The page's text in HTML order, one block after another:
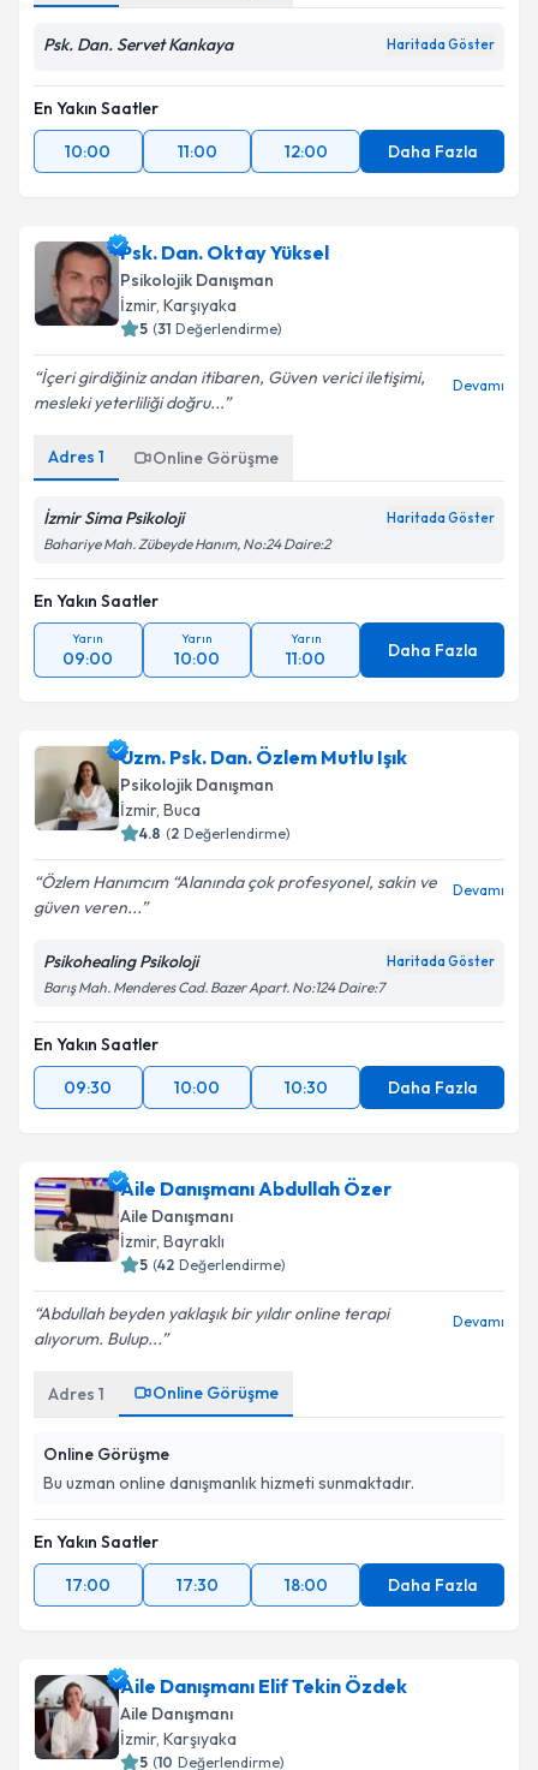
Psk. Dan. Servet Kankaya Haritada Göster
En Yakın Saatler
10:00
11:00 12:00 Daha Fazla
Psk. Dan. Oktay Yüksel
Psikolojik Danışman
İzmir, Karşıyaka
5 (31 Değerlendirme)
İçeri girdiğiniz andan itibaren, Güven verici iletişimi,
mesleki yeterliliği doğru...
Devamı
Adres 1 Online Görüşme
İzmir Sima Psikoloji Haritada Göster
Bahariye Mah. Zübeyde Hanım, No:24 Daire:2
En Yakın Saatler
Yarın
09:00
Yarın
10:00
Yarın
11:00 Daha Fazla
Uzm. Psk. Dan. Özlem Mutlu Işık
Psikolojik Danışman
İzmir, Buca
4.8 (2 Değerlendirme)
Özlem Hanımcım “Alanında çok profesyonel, sakin ve
güven veren...
Devamı
Psikohealing Psikoloji Haritada Göster
Barış Mah. Menderes Cad. Bazer Apart. No:124 Daire:7
En Yakın Saatler
09:30
10:00 10:30 Daha Fazla
Aile Danışmanı Abdullah Özer
Aile Danışmanı
İzmir, Bayraklı
5 (42 Değerlendirme)
Abdullah beyden yaklaşık bir yıldır online terapi
alıyorum. Bulup...
Devamı
Adres 1 Online Görüşme
Online Görüşme
Bu uzman online danışmanlık hizmeti sunmaktadır.
En Yakın Saatler
17:00
17:30 18:00 Daha Fazla
Aile Danışmanı Elif Tekin Özdek
Aile Danışmanı
İzmir, Karşıyaka
5 (10 Değerlendirme)